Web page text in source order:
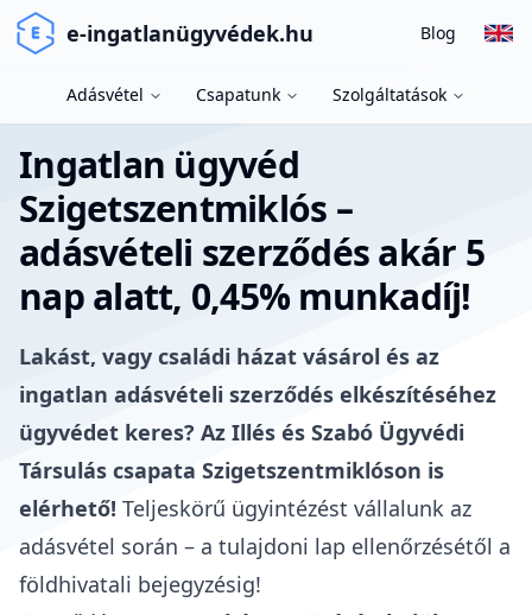
e-ingatlanügyvédek.hu Blog
Adásvétel Csapatunk Szolgáltatások
Ingatlan ügyvéd
Szigetszentmiklós –
adásvételi szerződés akár 5
nap alatt, 0,45% munkadíj!
Lakást, vagy családi házat vásárol és az
ingatlan adásvételi szerződés elkészítéséhez
ügyvédet keres? Az Illés és Szabó Ügyvédi
Társulás csapata Szigetszentmiklóson is
elérhető! Teljeskörű ügyintézést vállalunk az
adásvétel során – a tulajdoni lap ellenőrzésétől a
földhivatali bejegyzésig!